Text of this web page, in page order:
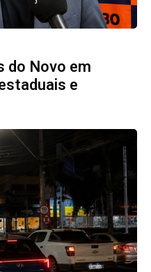
do Novo em
e